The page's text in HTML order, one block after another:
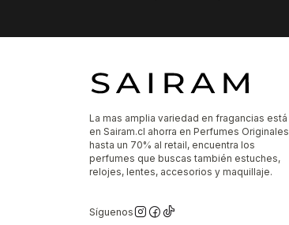
La mas amplia variedad en fragancias está
en Sairam.cl ahorra en Perfumes Originales
hasta un 70% al retail, encuentra los
perfumes que buscas también estuches,
relojes, lentes, accesorios y maquillaje.
Síguenos